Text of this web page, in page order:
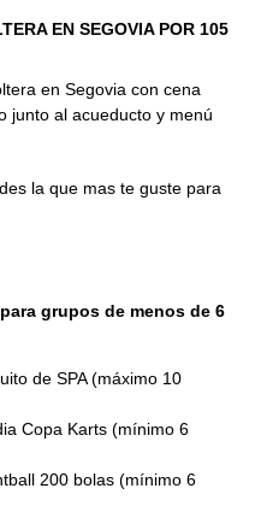
EN SEGOVIA POR 105
en Segovia con cena
junto al acueducto y menú
la que mas te guste para
grupos de menos de 6
de SPA (máximo 10
Copa Karts (mínimo 6
200 bolas (mínimo 6